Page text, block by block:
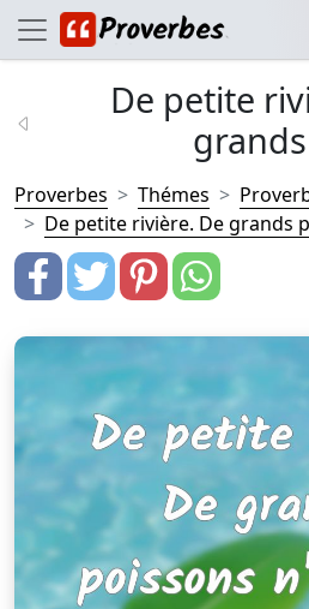
De petite
Proverbes Thémes
De petite rivière. De grands